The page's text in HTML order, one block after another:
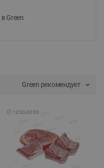
Green
Green рекомендует
🕘 12:00-20:00